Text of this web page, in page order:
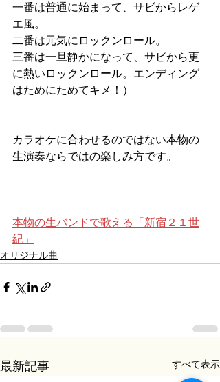
一番は普通に始まって、サビからレゲ
エ風。
二番は元気にロックンロール。
三番は一旦静かになって、サビから更
に熱いロックンロール。エンディング
はためにためてキメ！）
カラオケに合わせるのではない本物の
生演奏ならではの楽しみ方です。
本物の生バンドで歌える「新宿２１世
紀」
オリジナル曲
最新記事 すべて表示